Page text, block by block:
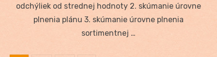
odchýliek od strednej hodnoty 2. skúmanie úrovne
plnenia plánu 3. skúmanie úrovne plnenia
sortimentnej …